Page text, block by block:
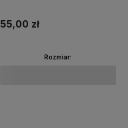
55,00 zł
Rozmiar: